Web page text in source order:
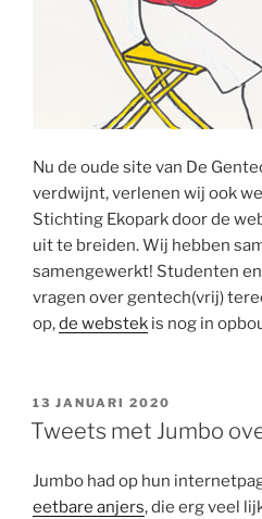
Nu de oude site van De
verdwijnt, verlenen wij ook
Stichting Ekopark door de
uit te breiden. Wij hebben
samengewerkt! Studenten
vragen over gentech(vrij)
op,de webstek is nog in
GEPLAATST
OP
13 JANUARI 2020
Tweets met Jumbo
Jumbo had op hun
eetbare anjers, die erg veel